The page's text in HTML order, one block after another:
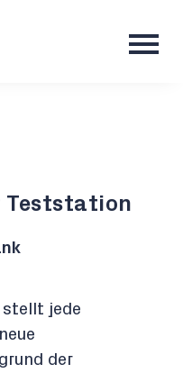
Teststation
stellt jede
der